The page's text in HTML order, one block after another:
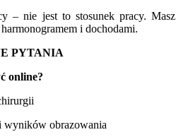
– nie jest to stosunek pracy. Masz
i dochodami.
PYTANIA
online?
wyników obrazowania